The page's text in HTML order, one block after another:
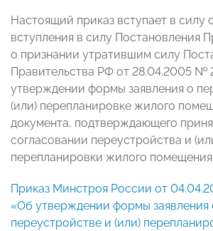
Настоящий приказ вступает в силу
вступления в силу Постановления
о признании утратившим силу
Правительства РФ от 28.04.2005 №
утверждении формы заявления о
(или) перепланировке жилого
документа, подтверждающего
согласовании переустройства и
перепланировки жилого
Приказ Минстроя России от
«Об утверждении формы заявления
переустройстве и (или)